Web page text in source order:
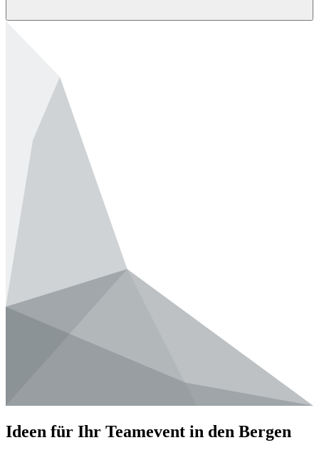
Ideen für Ihr Teamevent in den Bergen